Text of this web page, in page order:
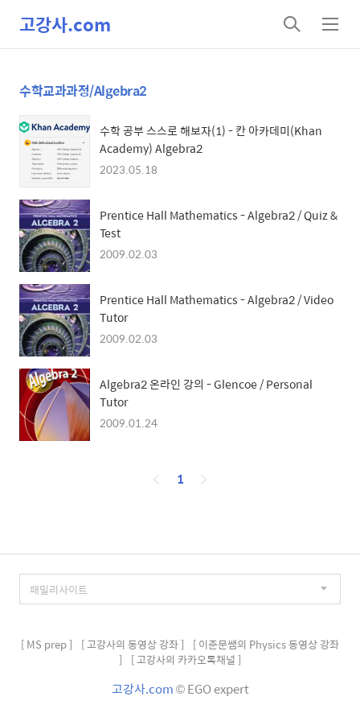
고강사.com
검
색
메
뉴
수학교과과정/Algebra2
수학 공부 스스로 해보자(1) - 칸 아카데미(Khan
Academy) Algebra2
2023.05.18
Prentice Hall Mathematics - Algebra2 / Quiz &
Test
2009.02.03
Prentice Hall Mathematics - Algebra2 / Video
Tutor
2009.02.03
Algebra2 온라인 강의 - Glencoe / Personal
Tutor
2009.01.24
페
1
[ MS prep ] [ 고강사의 동영상 강좌 ]
[ 이준문쌤의 Physics 동영상 강좌
]
[ 고강사의 카카오톡채널 ]
고강사.com© EGO expert